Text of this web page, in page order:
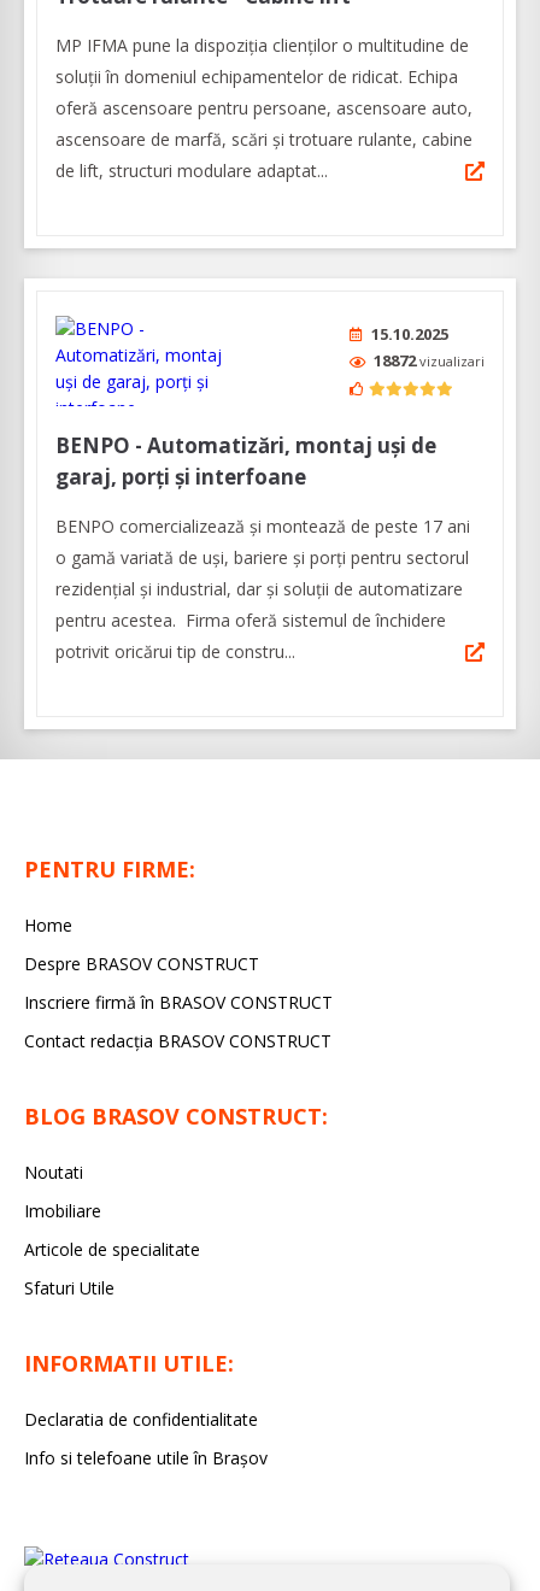
MP IFMA pune la dispoziția clienților o multitudine de
soluții în domeniul echipamentelor de ridicat. Echipa
oferă ascensoare pentru persoane, ascensoare auto,
ascensoare de marfă, scări și trotuare rulante, cabine
de lift, structuri modulare adaptat...
15.10.2025
18872vizualizari
BENPO - Automatizări, montaj uși de
garaj, porți și interfoane
BENPO comercializează și montează de peste 17 ani
o gamă variată de uși, bariere și porți pentru sectorul
rezidențial și industrial, dar și soluții de automatizare
pentru acestea. Firma oferă sistemul de închidere
potrivit oricărui tip de constru...
PENTRU FIRME:
Home
Despre BRASOV CONSTRUCT
Inscriere firmă în BRASOV CONSTRUCT
Contact redacţia BRASOV CONSTRUCT
BLOG BRASOV CONSTRUCT:
Noutati
Imobiliare
Articole de specialitate
Sfaturi Utile
INFORMATII UTILE:
Declaratia de confidentialitate
Info si telefoane utile în Braşov